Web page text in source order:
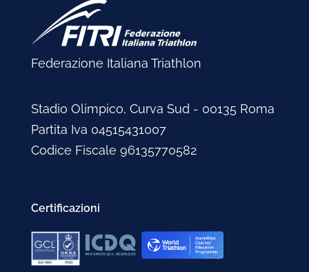
Marzo 2005
Febbraio 2005
Febbraio 2004
Gennaio 2004
Maggio 2003
Marzo 2003
Febbraio 2003
Aprile 2002
Marzo 2002
Febbraio 2002
Federazione Italiana Triathlon
Stadio Olimpico, Curva Sud - 00135 Roma
Partita Iva 04515431007
Codice Fiscale 96135770582
Certificazioni